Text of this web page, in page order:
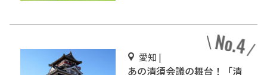
愛知 |
あの清須会議の舞台！「清